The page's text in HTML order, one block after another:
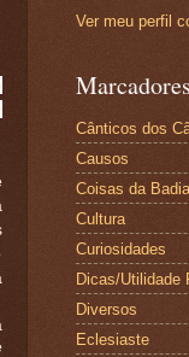
Ver meu perfil
Marcadores
Cânticos dos
Causos
Coisas da Badia
Cultura
Curiosidades
Dicas/Utilidade
Diversos
Eclesiaste